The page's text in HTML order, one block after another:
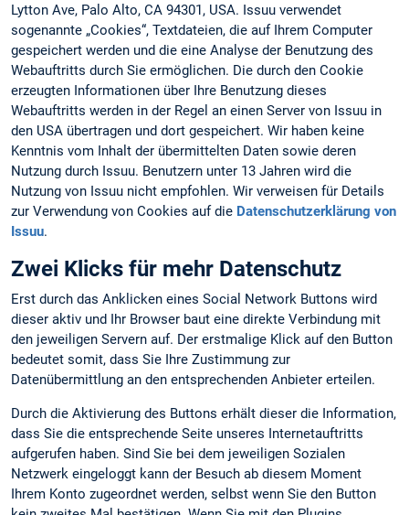
Lytton Ave, Palo Alto, CA 94301, USA. Issuu verwendet
sogenannte „Cookies“, Textdateien, die auf Ihrem Computer
gespeichert werden und die eine Analyse der Benutzung des
Webauftritts durch Sie ermöglichen. Die durch den Cookie
erzeugten Informationen über Ihre Benutzung dieses
Webauftritts werden in der Regel an einen Server von Issuu in
den USA übertragen und dort gespeichert. Wir haben keine
Kenntnis vom Inhalt der übermittelten Daten sowie deren
Nutzung durch Issuu. Benutzern unter 13 Jahren wird die
Nutzung von Issuu nicht empfohlen. Wir verweisen für Details
zur Verwendung von Cookies auf die Datenschutzerklärung von
Issuu.
Zwei Klicks für mehr Datenschutz
Erst durch das Anklicken eines Social Network Buttons wird
dieser aktiv und Ihr Browser baut eine direkte Verbindung mit
den jeweiligen Servern auf. Der erstmalige Klick auf den Button
bedeutet somit, dass Sie Ihre Zustimmung zur
Datenübermittlung an den entsprechenden Anbieter erteilen.
Durch die Aktivierung des Buttons erhält dieser die Information,
dass Sie die entsprechende Seite unseres Internetauftritts
aufgerufen haben. Sind Sie bei dem jeweiligen Sozialen
Netzwerk eingeloggt kann der Besuch ab diesem Moment
Ihrem Konto zugeordnet werden, selbst wenn Sie den Button